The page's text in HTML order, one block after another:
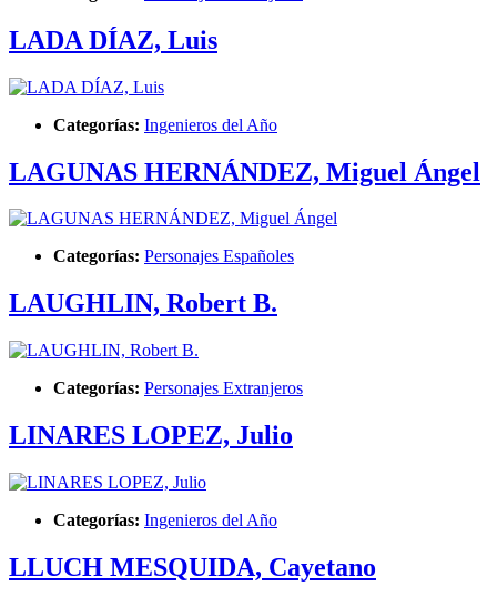
LADA DÍAZ, Luis
Categorías: Ingenieros del Año
LAGUNAS HERNÁNDEZ, Miguel Ángel
Categorías: Personajes Españoles
LAUGHLIN, Robert B.
Categorías: Personajes Extranjeros
LINARES LOPEZ, Julio
Categorías: Ingenieros del Año
LLUCH MESQUIDA, Cayetano